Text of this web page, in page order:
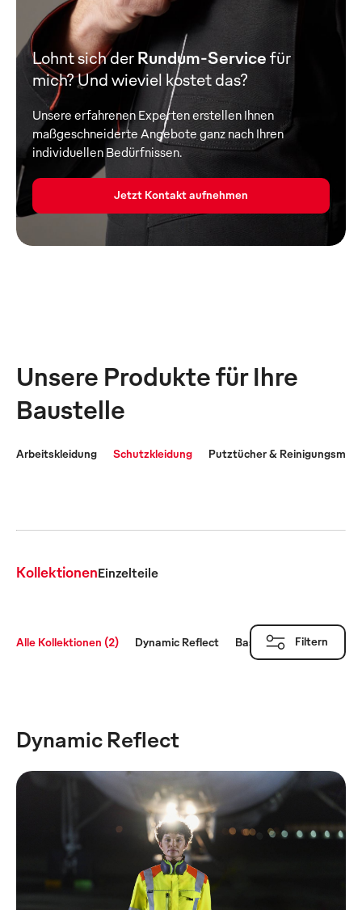
Lohnt sich derRundum-Servicefür
mich? Und wieviel kostet das?
Unsere erfahrenen Experten erstellen Ihnen
maßgeschneiderte Angebote ganz nach Ihren
individuellen Bedürfnissen.
Jetzt Kontakt aufnehmen
Unsere Produkte für Ihre
Baustelle
Arbeitskleidung Schutzkleidung Putztücher &
KollektionenEinzelteile
Alle Kollektionen (2) Dynamic Reflect Basics ReflectFiltern
Dynamic Reflect